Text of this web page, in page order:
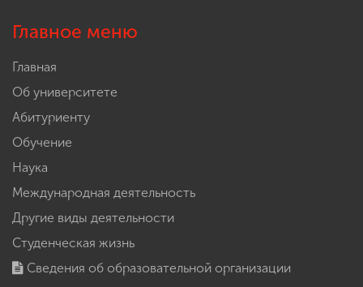
Главное меню
Главная
Об университете
Абитуриенту
Обучение
Наука
Международная деятельность
Другие виды деятельности
Студенческая жизнь
Сведения об образовательной организации